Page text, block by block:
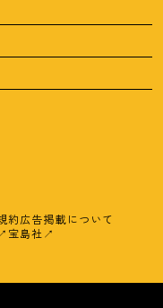
約広告掲載について
宝島社